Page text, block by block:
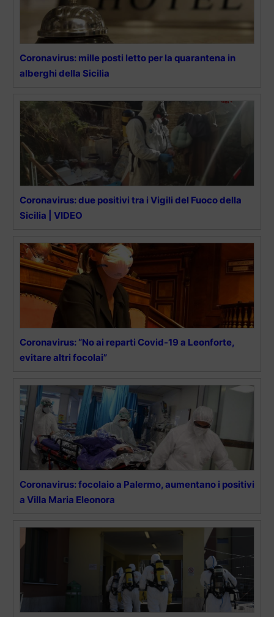
Coronavirus: mille posti letto per la quarantena in
alberghi della Sicilia
Coronavirus: due positivi tra i Vigili del Fuoco della
Sicilia | VIDEO
Coronavirus: “No ai reparti Covid-19 a Leonforte,
evitare altri focolai”
Coronavirus: focolaio a Palermo, aumentano i positivi
a Villa Maria Eleonora